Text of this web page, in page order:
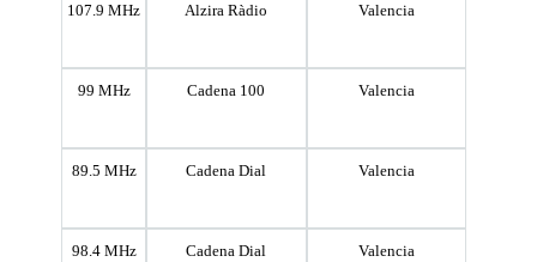
107.9 MHz Alzira Ràdio Valencia
99 MHz Cadena 100 Valencia
89.5 MHz Cadena Dial Valencia
98.4 MHz Cadena Dial Valencia